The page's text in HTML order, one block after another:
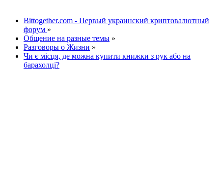
Bittogether.com - Первый украинский криптовалютный
форум »
Общение на разные темы »
Разговоры о Жизни »
Чи є місця, де можна купити книжки з рук або на
барахолці?